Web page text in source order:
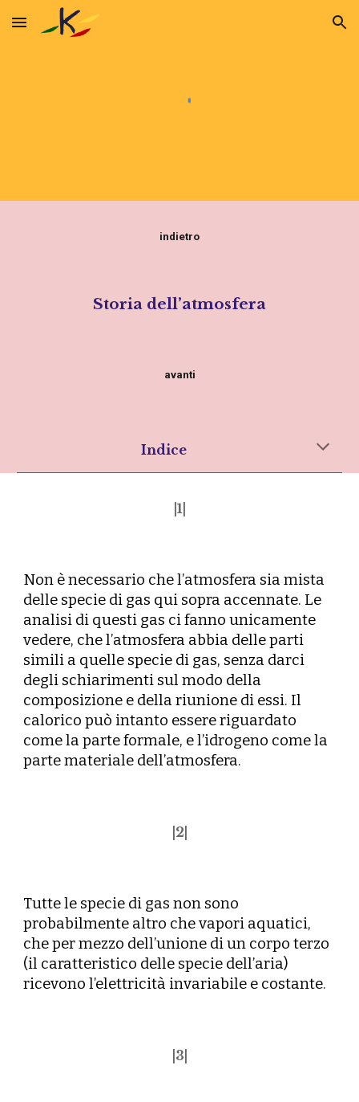
Skip to main content Skip to navigation
indietro
Storia dell’atmosfera
avanti
Indice
|1|
Non è necessario che l’atmosfera sia mista
delle specie di gas qui sopra accennate. Le
analisi di questi gas ci fanno unicamente
vedere, che l’atmosfera abbia delle parti
simili a quelle specie di gas, senza darci
degli schiarimenti sul modo della
composizione e della riunione di essi. Il
calorico può intanto essere riguardato
come la parte formale, e l’idrogeno come la
parte materiale dell’atmosfera.
2
Tutte le specie di gas non sono
probabilmente altro che vapori aquatici,
che per mezzo dell’unione di un corpo terzo
(il caratteristico delle specie dell’aria)
ricevono l’elettricità invariabile e costante.
3